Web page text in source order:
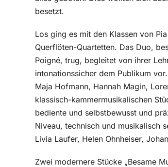
besetzt.
Los ging es mit den Klassen von
Querflöten-Quartetten. Das Duo,
Poigné, trug, begleitet von ihrer
intonationssicher dem Publikum
Maja Hofmann, Hannah Magin,
klassisch-kammermusikalischen
bediente und selbstbewusst und
Niveau, technisch und musikalisch
Livia Laufer, Helen Ohnheiser,
Zwei modernere Stücke „Besame